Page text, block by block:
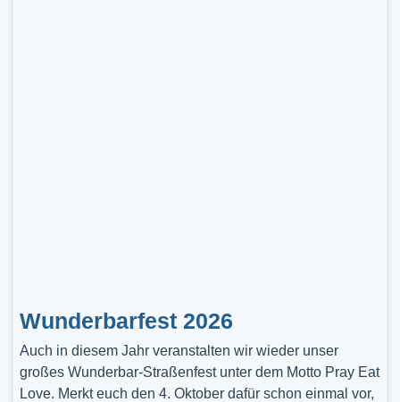
Wunderbarfest 2026
Auch in diesem Jahr veranstalten wir wieder unser
großes Wunderbar-Straßenfest unter dem Motto Pray Eat
Love. Merkt euch den 4. Oktober dafür schon einmal vor,